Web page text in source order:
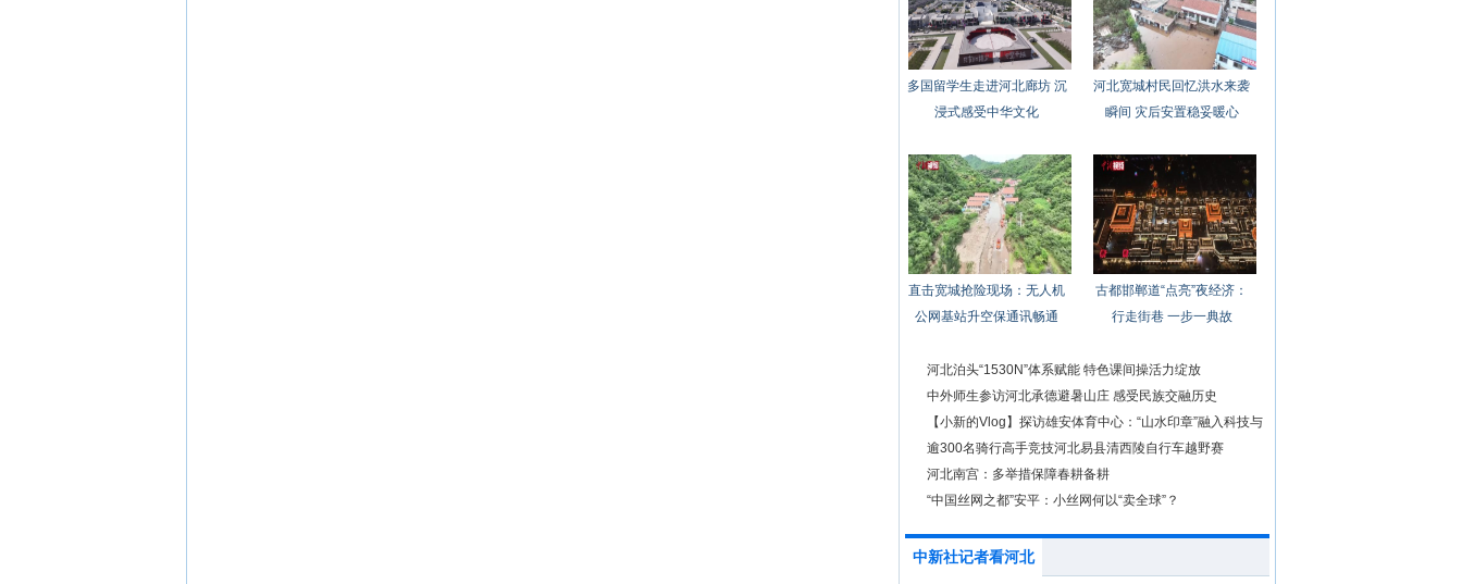
多国留学生走进河北廊坊 沉
浸式感受中华文化
河北宽城村民回忆洪水来袭
瞬间 灾后安置稳妥暖心
直击宽城抢险现场：无人机
公网基站升空保通讯畅通
古都邯郸道“点亮”夜经济：
行走街巷 一步一典故
河北泊头“1530N”体系赋能 特色课间操活力绽放
中外师生参访河北承德避暑山庄 感受民族交融历史
【小新的Vlog】探访雄安体育中心：“山水印章”融入科技与
人文
逾300名骑行高手竞技河北易县清西陵自行车越野赛
河北南宫：多举措保障春耕备耕
“中国丝网之都”安平：小丝网何以“卖全球”？
中新社记者看河北